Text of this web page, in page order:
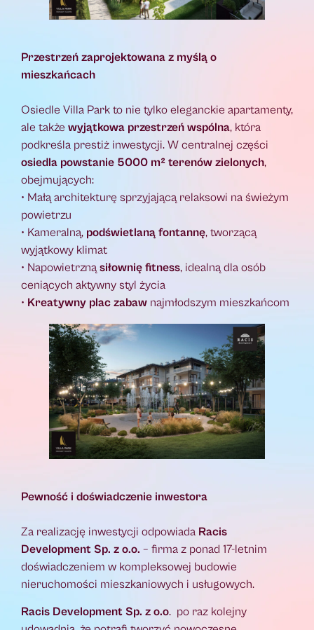
Przestrzeń zaprojektowana z myślą o
mieszkańcach
Osiedle Villa Park to nie tylko eleganckie apartamenty,
ale także wyjątkowa przestrzeń wspólna, która
podkreśla prestiż inwestycji. W centralnej części
osiedla powstanie 5000 m² terenów zielonych,
obejmujących:
• Małą architekturę sprzyjającą relaksowi na świeżym
powietrzu
• Kameralną, podświetlaną fontannę, tworzącą
wyjątkowy klimat
• Napowietrzną siłownię fitness, idealną dla osób
ceniących aktywny styl życia
• Kreatywny plac zabaw najmłodszym mieszkańcom
Pewność i doświadczenie inwestora
Za realizację inwestycji odpowiada Racis
Development Sp. z o.o. – firma z ponad 17-letnim
doświadczeniem w kompleksowej budowie
nieruchomości mieszkaniowych i usługowych.
Racis Development Sp. z o.o. po raz kolejny